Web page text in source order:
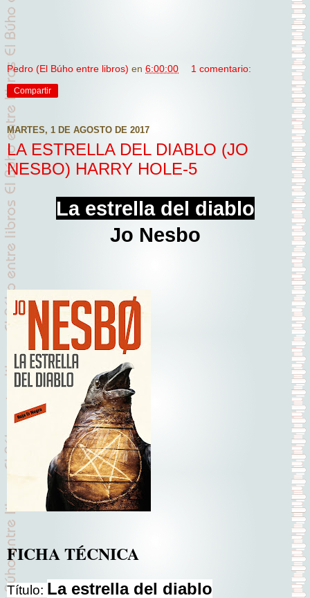
Pedro (El Búho entre libros) en 6:00:00 1 comentario:
Compartir
MARTES, 1 DE AGOSTO DE 2017
LA ESTRELLA DEL DIABLO (JO
NESBO) HARRY HOLE-5
La estrella del diablo
Jo Nesbo
FICHA TÉCNICA
Título: La estrella del diablo